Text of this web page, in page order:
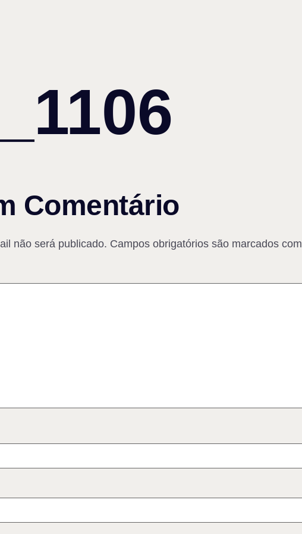
Comentário
não será publicado. Campos obrigatórios são marcados com